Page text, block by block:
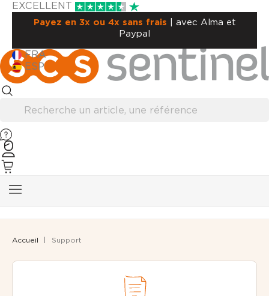
EXCELLENT
Payez en 3x ou 4x sans frais | avec Alma et
Paypal
FRA
ESP
Accueil Support